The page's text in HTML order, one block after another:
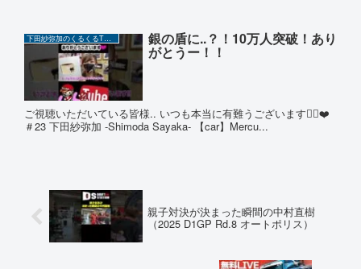
下田紗弥加のくるくるTUBE 銀の盾に..？！10万人突破！あり
がとうー！！
ご視聴いただいている皆様.. いつも本当に有難うございます🙇‍♀️❤️
＃23 下田紗弥加 -Shimoda Sayaka- 【car】Mercu...
親子対決が決まった瞬間の中村直樹
（2025 D1GP Rd.8 オートポリス）